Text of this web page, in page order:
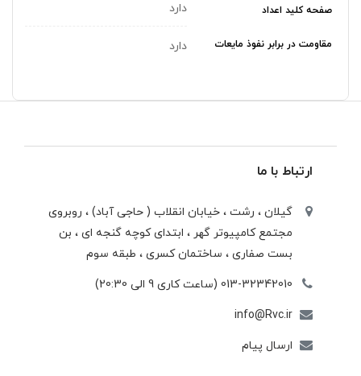
صفحه کلید اعداد دارد
مقاومت در برابر نفوذ مایعات دارد
ارتباط با ما
گیلان ، رشت ، خيابان انقلاب ( حاجی آباد) ، روبروی
مجتمع كامپيوتر گهر ، ابتدای كوچه گنجه ای ، بن
بست صفاری ، ساختمان كسری ، طبقه سوم
013-32342010 (ساعت کاری 9 الی 20:30)
info@Rvc.ir
ارسال پیام